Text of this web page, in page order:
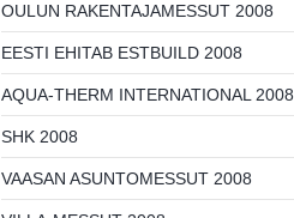
OULUN RAKENTAJAMESSUT 2008
EESTI EHITAB ESTBUILD 2008
AQUA-THERM INTERNATIONAL 2008
SHK 2008
VAASAN ASUNTOMESSUT 2008